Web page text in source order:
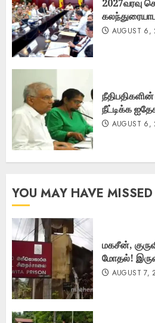
2027வரவு
AUGUST 6,
நீட்டிக்க
AUGUST 6,
YOU MAY HAVE MISSED
மகசீன்,
மோதல்!
AUGUST 7,